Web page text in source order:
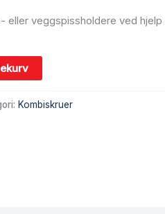
eller veggspissholdere ved hjelp
Kombiskruer